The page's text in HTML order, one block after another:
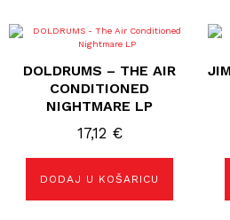
DOLDRUMS – THE AIR
CONDITIONED
NIGHTMARE LP
17,12 €
DODAJ U KOŠARICU